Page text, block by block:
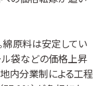
綿原料は安定してい
ル袋などの価格上昇
地内分業制による工程